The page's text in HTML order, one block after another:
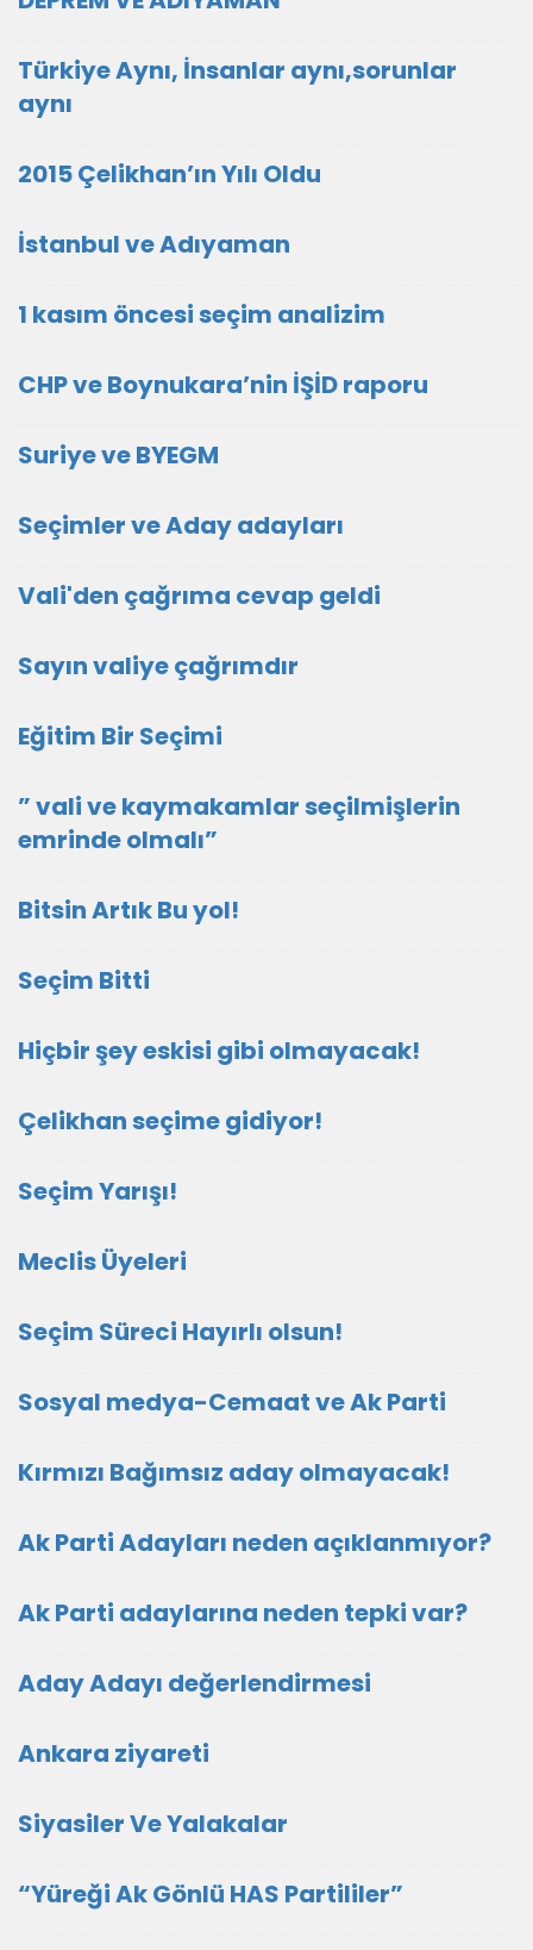
Türkiye Aynı, İnsanlar aynı,sorunlar
aynı
2015 Çelikhan’ın Yılı Oldu
İstanbul ve Adıyaman
1 kasım öncesi seçim analizim
CHP ve Boynukara’nin İŞİD raporu
Suriye ve BYEGM
Seçimler ve Aday adayları
Vali'den çağrıma cevap geldi
Sayın valiye çağrımdır
Eğitim Bir Seçimi
” vali ve kaymakamlar seçilmişlerin
emrinde olmalı”
Bitsin Artık Bu yol!
Seçim Bitti
Hiçbir şey eskisi gibi olmayacak!
Çelikhan seçime gidiyor!
Seçim Yarışı!
Meclis Üyeleri
Seçim Süreci Hayırlı olsun!
Sosyal medya-Cemaat ve Ak Parti
Kırmızı Bağımsız aday olmayacak!
Ak Parti Adayları neden açıklanmıyor?
Ak Parti adaylarına neden tepki var?
Aday Adayı değerlendirmesi
Ankara ziyareti
Siyasiler Ve Yalakalar
“Yüreği Ak Gönlü HAS Partililer”